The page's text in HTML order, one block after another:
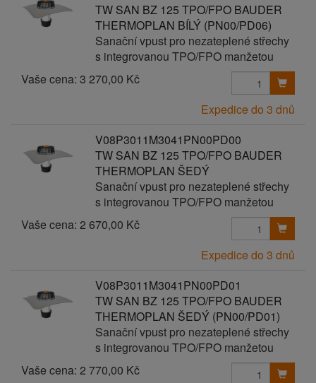
TW SAN BZ 125 TPO/FPO BAUDER
THERMOPLAN BÍLÝ (PN00/PD06)
Sanační vpust pro nezateplené střechy
s integrovanou TPO/FPO manžetou
Vaše cena: 3 270,00 Kč
Expedice do 3 dnů
V08P3011M3041PN00PD00
TW SAN BZ 125 TPO/FPO BAUDER
THERMOPLAN ŠEDÝ
Sanační vpust pro nezateplené střechy
s integrovanou TPO/FPO manžetou
Vaše cena: 2 670,00 Kč
Expedice do 3 dnů
V08P3011M3041PN00PD01
TW SAN BZ 125 TPO/FPO BAUDER
THERMOPLAN ŠEDÝ (PN00/PD01)
Sanační vpust pro nezateplené střechy
s integrovanou TPO/FPO manžetou
Vaše cena: 2 770,00 Kč